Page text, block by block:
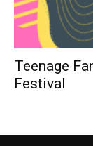
Teenage
Festival